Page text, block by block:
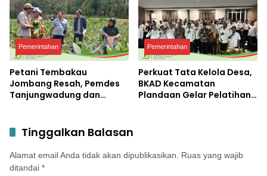
Pemerintahan
Petani Tembakau
Jombang Resah, Pemdes
Tanjungwadung dan
Pemerintahan
Perkuat Tata Kelola Desa,
BKAD Kecamatan
Plandaan Gelar Pelatihan
Tinggalkan Balasan
Alamat email Anda tidak akan dipublikasikan.
Ruas yang wajib
ditandai *